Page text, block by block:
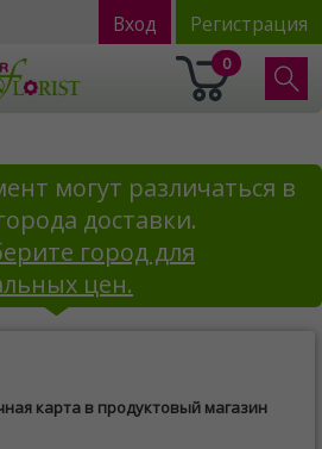
Вход Регистрация
0
могут различаться в
доставки.
город для
цен.
карта в продуктовый магазин